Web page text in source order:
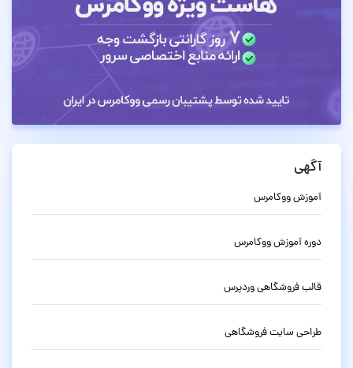
آگهی
آموزش ووکامرس
دوره آموزش ووکامرس
قالب فروشگاهی وردپرس
طراحی سایت فروشگاهی